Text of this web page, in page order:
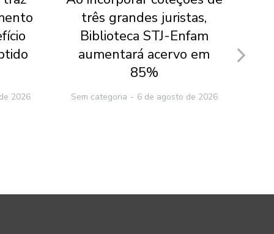
2026
três grandes juristas,
Biblioteca STJ-Enfam
aumentará acervo em
85%
Sem categoria 6 de agosto de 2026